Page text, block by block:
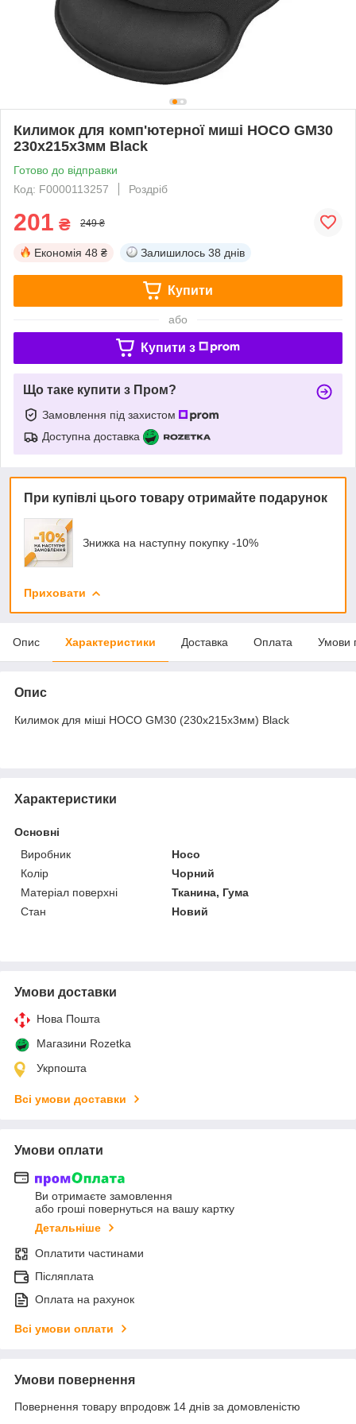
Килимок для комп'ютерної миші HOCO GM30
230х215х3мм Black
Готово до відправки
Код: F0000113257
Роздріб
201 ₴ 249 ₴
Економія 48 ₴ Залишилось 38 днів
Купити
або
Купити з
Що таке купити з Пром?
Замовлення під захистом
Доступна доставка
При купівлі цього товару отримайте подарунок
Знижка на наступну покупку -10%
Приховати
Опис Характеристики Доставка Оплата Умови
Опис
Килимок для міші HOCO GM30 (230х215х3мм) Black
Характеристики
Основні
Виробник
Hoco
Колір
Чорний
Матеріал поверхні
Тканина, Гума
Стан
Новий
Умови доставки
Нова Пошта
Магазини Rozetka
Укрпошта
Всі умови доставки
Умови оплати
Ви отримаєте замовлення
або гроші повернуться на вашу картку
Детальніше
Оплатити частинами
Післяплата
Оплата на рахунок
Всі умови оплати
Умови повернення
Повернення товару впродовж 14 днів за домовленістю